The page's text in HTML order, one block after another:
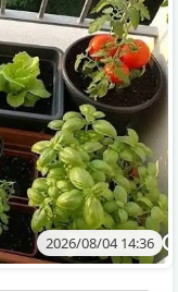
2026/08/04 14:36